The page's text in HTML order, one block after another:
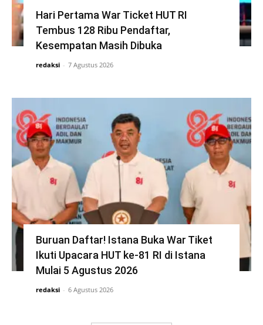
Hari Pertama War Ticket HUT RI
Tembus 128 Ribu Pendaftar,
Kesempatan Masih Dibuka
redaksi - 7 Agustus 2026
Buruan Daftar! Istana Buka War Tiket
Ikuti Upacara HUT ke-81 RI di Istana
Mulai 5 Agustus 2026
redaksi - 6 Agustus 2026